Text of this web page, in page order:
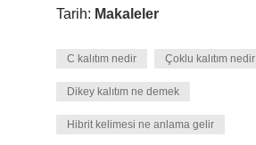
Tarih: Makaleler
C kalıtım nedir Çoklu kalıtım nedir
Dikey kalıtım ne demek
Hibrit kelimesi ne anlama gelir